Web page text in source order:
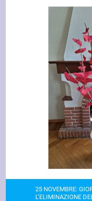
25 NOVEMBRE:
L’ELIMINAZIONE